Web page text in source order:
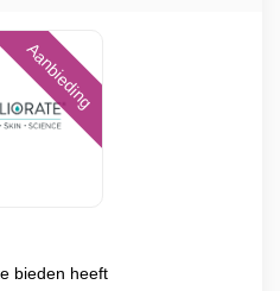
Aanbieding
bieden heeft